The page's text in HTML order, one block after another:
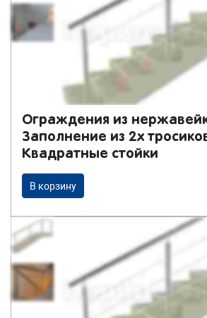
Ограждения из
Заполнение из 2х
Квадратные стойки
В корзину